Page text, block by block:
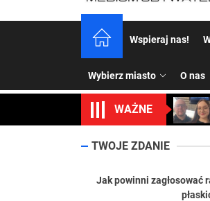
Wspieraj nas!
Wybierz miasto O nas
WAŻNE
TWOJE ZDANIE
Jak powinni zagłosować